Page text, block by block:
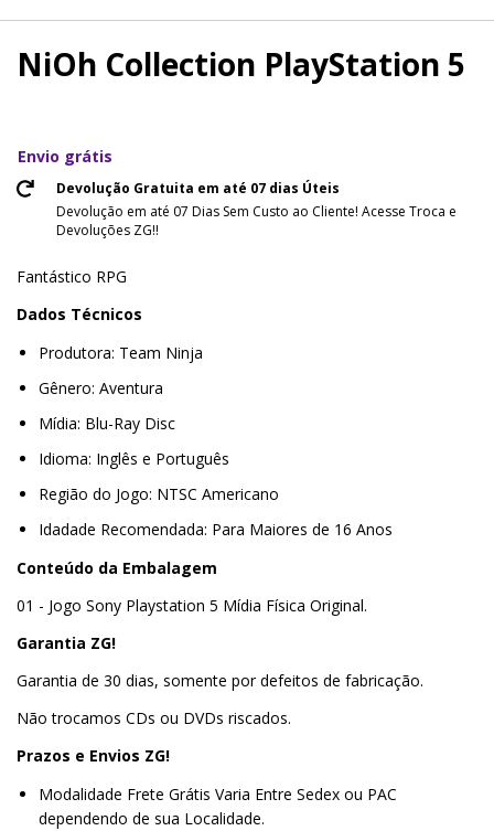
NiOh Collection PlayStation 5
Envio grátis
Devolução Gratuita em até 07 dias Úteis
Devolução em até 07 Dias Sem Custo ao Cliente! Acesse Troca e
Devoluções ZG!!
Fantástico RPG
Dados Técnicos
Produtora: Team Ninja
Gênero: Aventura
Mídia: Blu-Ray Disc
Idioma: Inglês e Português
Região do Jogo: NTSC Americano
Idadade Recomendada: Para Maiores de 16 Anos
Conteúdo da Embalagem
01 - Jogo Sony Playstation 5 Mídia Física Original.
Garantia ZG!
Garantia de 30 dias, somente por defeitos de fabricação.
Não trocamos CDs ou DVDs riscados.
Prazos e Envios ZG!
Modalidade Frete Grátis Varia Entre Sedex ou PAC
dependendo de sua Localidade.